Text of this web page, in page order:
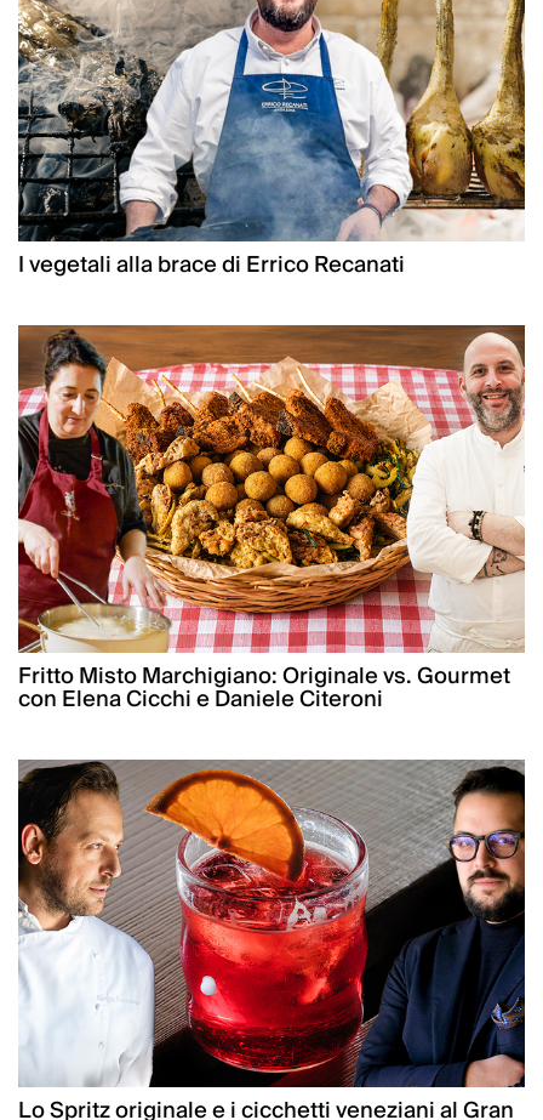
I vegetali alla brace di Errico Recanati
Fritto Misto Marchigiano: Originale vs. Gourmet
con Elena Cicchi e Daniele Citeroni
Lo Spritz originale e i cicchetti veneziani al Gran